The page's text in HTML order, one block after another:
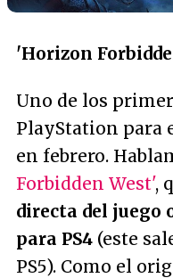
'Horizon
Uno de los
PlayStation para
en febrero.
Forbidden West',
directa del juego
para PS4 (este
PS5). Como el